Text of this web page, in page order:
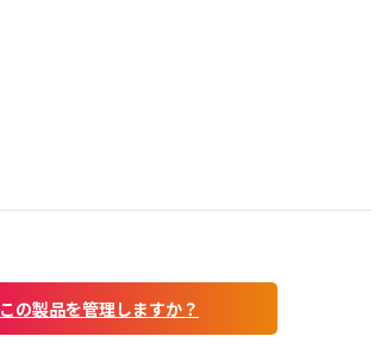
この製品を管理しますか？